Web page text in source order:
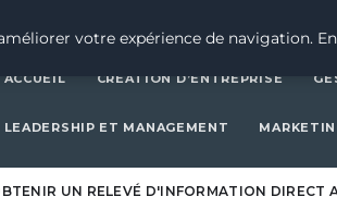
ACCUEIL CRÉATION D’ENTREPRISE
LEADERSHIP ET MANAGEMENT
UN RELEVÉ D'INFORMATION DIRECT
votre expérience de navigation.